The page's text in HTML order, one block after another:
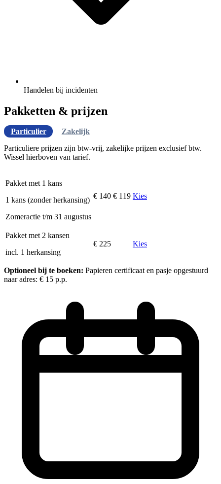
Handelen bij incidenten
Pakketten & prijzen
Particulier
Zakelijk
Particuliere prijzen zijn btw-vrij, zakelijke prijzen exclusief btw.
Wissel hierboven van tarief.
Pakket met 1 kans
1 kans (zonder herkansing)
Zomeractie t/m 31 augustus
€ 140 € 119 Kies
Pakket met 2 kansen
incl. 1 herkansing
€ 225 Kies
Optioneel bij te boeken: Papieren certificaat en pasje opgestuurd
naar adres: € 15 p.p.